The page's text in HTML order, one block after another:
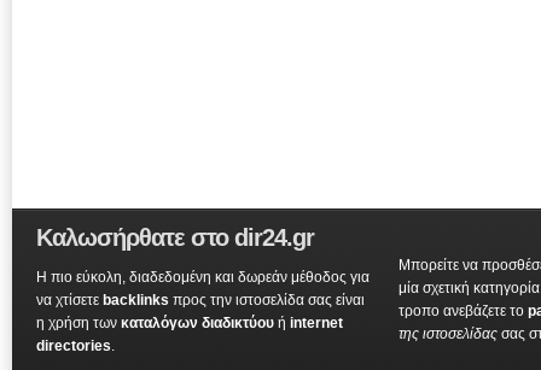
Καλωσήρθατε στο dir24.gr
Η πιο εύκολη, διαδεδομένη και δωρεάν μέθοδος για
να χτίσετε backlinks προς την ιστοσελίδα σας είναι
η χρήση των καταλόγων διαδικτύου ή internet
directories.
Μπορείτε να
μία σχετική
τροπο ανεβάζετε το
της ιστοσελίδας σας